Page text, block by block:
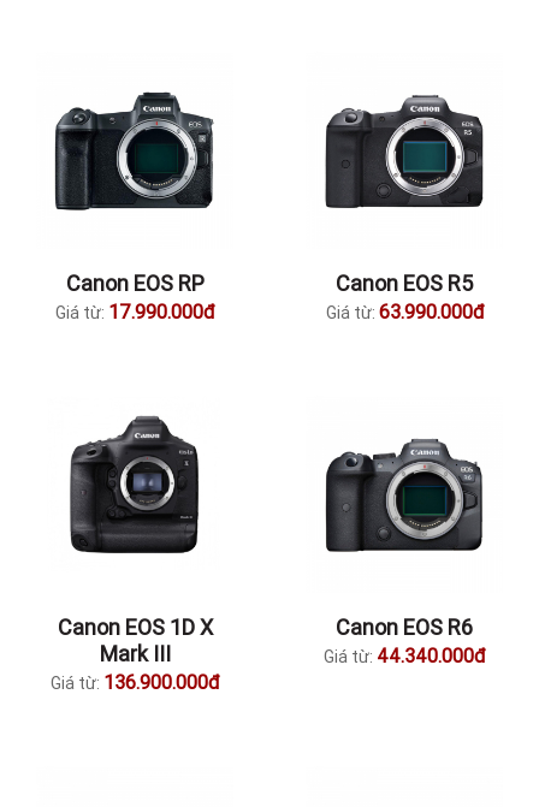
Canon EOS RP
Giá từ: 17.990.000đ
Canon EOS R5
Giá từ: 63.990.000đ
Canon EOS 1D X
Mark III
Giá từ: 136.900.000đ
Canon EOS R6
Giá từ: 44.340.000đ